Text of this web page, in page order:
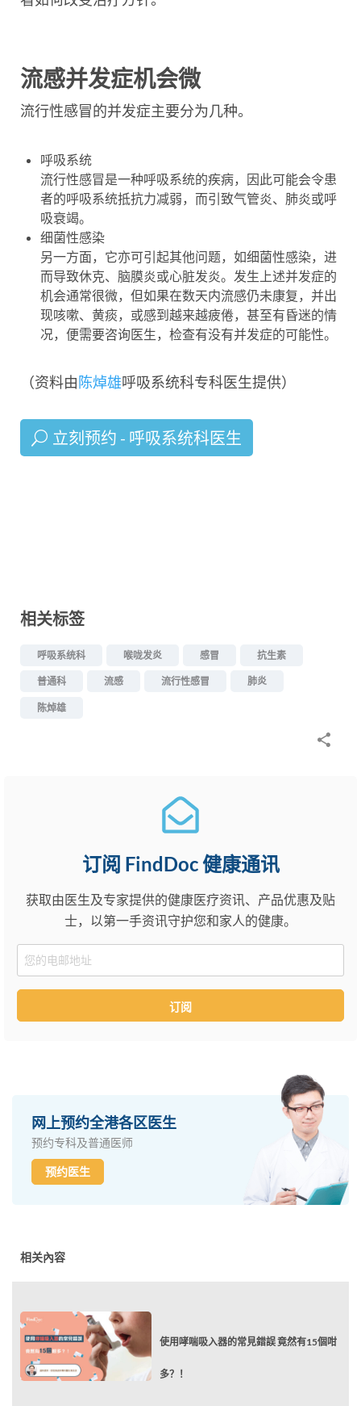
流感并发症机会微
流行性感冒的并发症主要分为几种。
呼吸系统
流行性感冒是一种呼吸系统的疾病，因此可能会令患
者的呼吸系统抵抗力减弱，而引致气管炎、肺炎或呼
吸衰竭。
细菌性感染
另一方面，它亦可引起其他问题，如细菌性感染，进
而导致休克、脑膜炎或心脏发炎。发生上述并发症的
机会通常很微，但如果在数天内流感仍未康复，并出
现咳嗽、黄痰，或感到越来越疲倦，甚至有昏迷的情
况，便需要咨询医生，检查有没有并发症的可能性。
（资料由陈焯雄呼吸系统科专科医生提供）
立刻预约 - 呼吸系统科医生
相关标签
呼吸系统科 喉咙发炎 感冒 抗生素
普通科 流感 流行性感冒 肺炎
陈焯雄
订阅 FindDoc 健康通讯
获取由医生及专家提供的健康医疗资讯、产品优惠及贴
士，以第一手资讯守护您和家人的健康。
Email
订阅
网上预约全港各区医生
预约专科及普通医师
预约医生
相关內容
使用哮喘吸入器的常見錯誤 竟然有15個咁
多？！